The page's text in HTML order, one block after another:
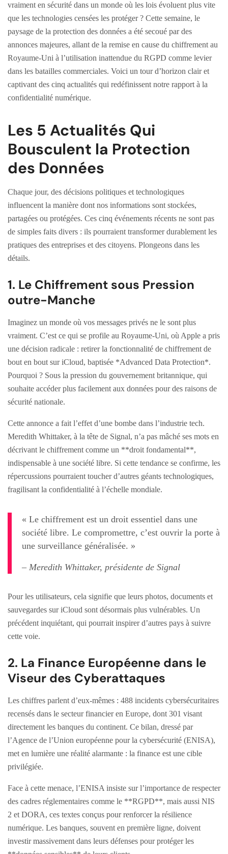
vraiment en sécurité dans un monde où les lois évoluent plus vite
que les technologies censées les protéger ? Cette semaine, le
paysage de la protection des données a été secoué par des
annonces majeures, allant de la remise en cause du chiffrement au
Royaume-Uni à l’utilisation inattendue du RGPD comme levier
dans les batailles commerciales. Voici un tour d’horizon clair et
captivant des cinq actualités qui redéfinissent notre rapport à la
confidentialité numérique.
Les 5 Actualités Qui
Bousculent la Protection
des Données
Chaque jour, des décisions politiques et technologiques
influencent la manière dont nos informations sont stockées,
partagées ou protégées. Ces cinq événements récents ne sont pas
de simples faits divers : ils pourraient transformer durablement les
pratiques des entreprises et des citoyens. Plongeons dans les
détails.
1. Le Chiffrement sous Pression
outre-Manche
Imaginez un monde où vos messages privés ne le sont plus
vraiment. C’est ce qui se profile au Royaume-Uni, où Apple a pris
une décision radicale : retirer la fonctionnalité de chiffrement de
bout en bout sur iCloud, baptisée *Advanced Data Protection*.
Pourquoi ? Sous la pression du gouvernement britannique, qui
souhaite accéder plus facilement aux données pour des raisons de
sécurité nationale.
Cette annonce a fait l’effet d’une bombe dans l’industrie tech.
Meredith Whittaker, à la tête de Signal, n’a pas mâché ses mots en
décrivant le chiffrement comme un **droit fondamental**,
indispensable à une société libre. Si cette tendance se confirme, les
répercussions pourraient toucher d’autres géants technologiques,
fragilisant la confidentialité à l’échelle mondiale.
« Le chiffrement est un droit essentiel dans une
société libre. Le compromettre, c’est ouvrir la porte à
une surveillance généralisée. »
– Meredith Whittaker, présidente de Signal
Pour les utilisateurs, cela signifie que leurs photos, documents et
sauvegardes sur iCloud sont désormais plus vulnérables. Un
précédent inquiétant, qui pourrait inspirer d’autres pays à suivre
cette voie.
2. La Finance Européenne dans le
Viseur des Cyberattaques
Les chiffres parlent d’eux-mêmes : 488 incidents cybersécuritaires
recensés dans le secteur financier en Europe, dont 301 visant
directement les banques du continent. Ce bilan, dressé par
l’Agence de l’Union européenne pour la cybersécurité (ENISA),
met en lumière une réalité alarmante : la finance est une cible
privilégiée.
Face à cette menace, l’ENISA insiste sur l’importance de respecter
des cadres réglementaires comme le **RGPD**, mais aussi NIS
2 et DORA, ces textes conçus pour renforcer la résilience
numérique. Les banques, souvent en première ligne, doivent
investir massivement dans leurs défenses pour protéger les